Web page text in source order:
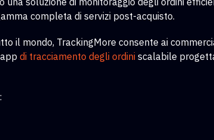
completa di servizi post-acquisto.
il mondo, TrackingMore consente ai
di tracciamento degli ordini scalabile